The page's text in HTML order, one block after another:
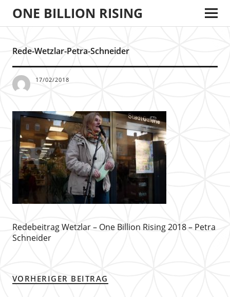
ONE BILLION RISING
Rede-Wetzlar-Petra-Schneider
17/02/2018
Redebeitrag Wetzlar – One Billion Rising 2018 – Petra
Schneider
VORHERIGER BEITRAG